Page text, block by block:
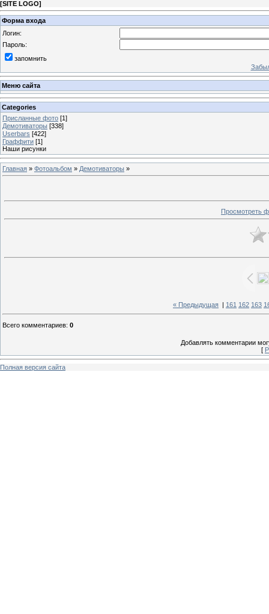
[SITE LOGO]
Форма входа
Логин:
Пароль:
запомнить
Меню сайта
Categories
Присланные фото [1]
Демотиваторы [338]
Userbars [422]
Граффити [1]
Наши рисунки
Главная » Фотоальбом » Демотиваторы »
Просмотреть
« Предыдущая 161 162 163
Всего комментариев: 0
Добавлять комментарии
[
Полная версия сайта